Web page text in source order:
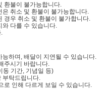
환불이 불가능합니다.
취소 및 환불이 불가능합니다.
경우 취소 및 환불이 불가합니다.
다를 수 있습니다.
하며, 배달이 지연될 수 있습니다.
주시기 바랍니다.
동 기간, 기념일 등)
탁드립니다.
로 인해 다르게 보일 수 있습니다.